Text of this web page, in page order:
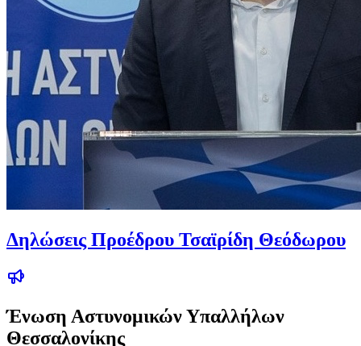
Δηλώσεις Προέδρου Τσαϊρίδη Θεόδωρου
Ένωση Αστυνομικών Υπαλλήλων
Θεσσαλονίκης